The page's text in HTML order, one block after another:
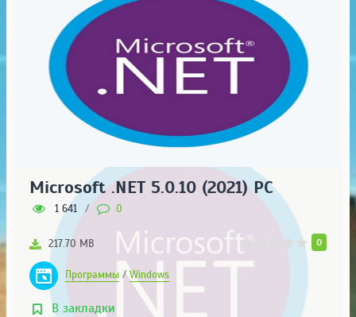
Microsoft .NET 5.0.10 (2021) PC
1 641 / 0
0
217.70 MB
Программы /Windows
В закладки